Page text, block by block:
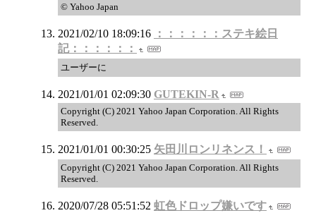
© Yahoo Japan
2021/02/10 18:09:16
：：：：：：ステキ絵日
記：：：：：：
ユーザーに
2021/01/01 02:09:30 GUTEKIN-R
Copyright (C) 2021 Yahoo Japan Corporation. All Rights
Reserved.
2021/01/01 00:30:25 矢田川ロンリネンス！
Copyright (C) 2021 Yahoo Japan Corporation. All Rights
Reserved.
2020/07/28 05:51:52 虹色ドロップ嫌いです